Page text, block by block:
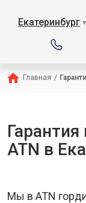
Екатеринбург ▼
Главная /
ATN в
Мы в ATN